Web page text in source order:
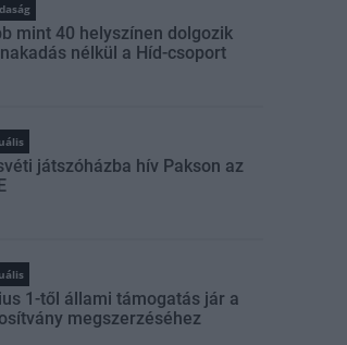
mint 40 helyszínen dolgozik
nélkül a Híd-csoport
játszóházba hív Pakson az
1-től állami támogatás jár a
megszerzéséhez